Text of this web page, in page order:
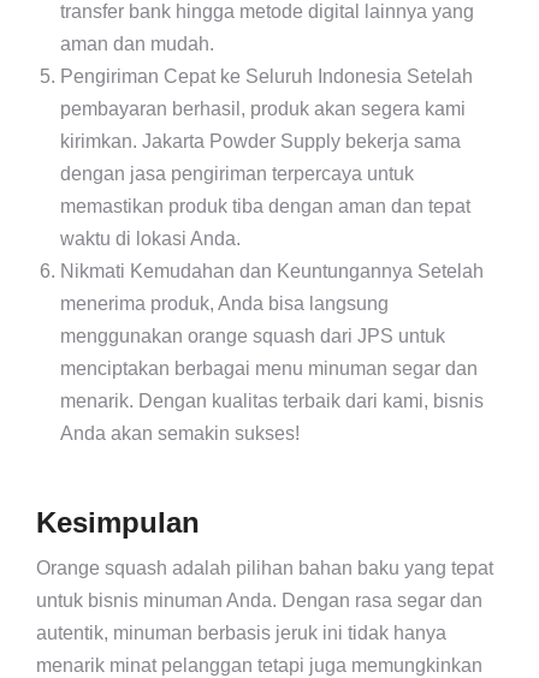
transfer bank hingga metode digital lainnya yang
aman dan mudah.
Pengiriman Cepat ke Seluruh Indonesia Setelah
pembayaran berhasil, produk akan segera kami
kirimkan. Jakarta Powder Supply bekerja sama
dengan jasa pengiriman terpercaya untuk
memastikan produk tiba dengan aman dan tepat
waktu di lokasi Anda.
Nikmati Kemudahan dan Keuntungannya Setelah
menerima produk, Anda bisa langsung
menggunakan orange squash dari JPS untuk
menciptakan berbagai menu minuman segar dan
menarik. Dengan kualitas terbaik dari kami, bisnis
Anda akan semakin sukses!
Kesimpulan
Orange squash adalah pilihan bahan baku yang tepat
untuk bisnis minuman Anda. Dengan rasa segar dan
autentik, minuman berbasis jeruk ini tidak hanya
menarik minat pelanggan tetapi juga memungkinkan